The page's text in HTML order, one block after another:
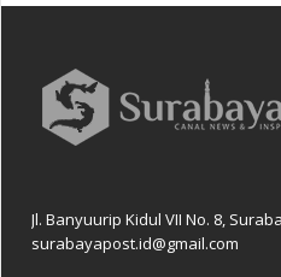
Jl. Banyuurip Kidul VII No. 8,
surabayapost.id@gmail.com